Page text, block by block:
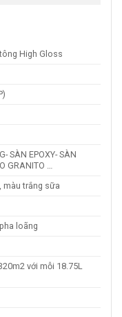
High Gloss
SÀN EPOXY- SÀN
GRANITO …
màu trắng sữa
loãng
với mỗi 18.75L